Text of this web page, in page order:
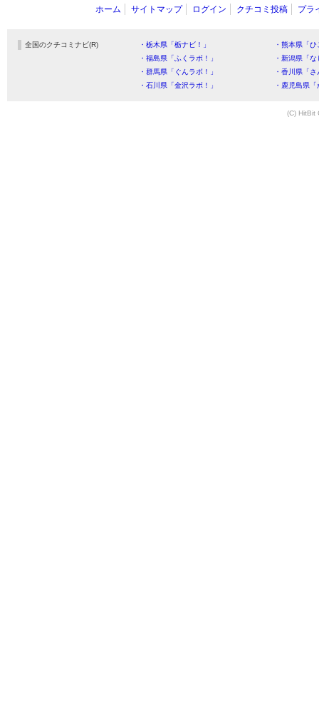
ホーム サイトマップ ログイン クチコミ投稿 プラ
全国のクチコミナビ(R) ・栃木県「栃ナビ！」
・熊本県「
・福島県「ふくラボ！」
・新潟県「
・群馬県「ぐんラボ！」
・香川県「
・石川県「金沢ラボ！」
・鹿児島県
(C) HitBit